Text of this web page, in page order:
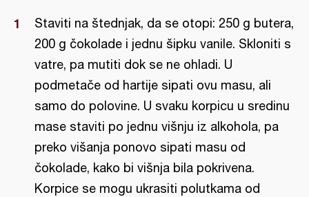
Staviti na štednjak, da se otopi: 250 g butera,
200 g čokolade i jednu šipku vanile. Skloniti s
vatre, pa mutiti dok se ne ohladi. U
podmetače od hartije sipati ovu masu, ali
samo do polovine. U svaku korpicu u sredinu
mase staviti po jednu višnju iz alkohola, pa
preko višanja ponovo sipati masu od
čokolade, kako bi višnja bila pokrivena.
Korpice se mogu ukrasiti polutkama od